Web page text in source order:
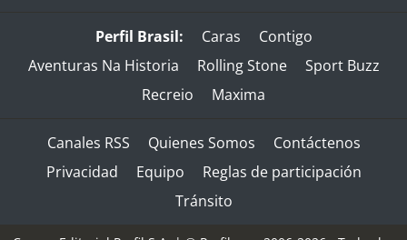
Perfil Brasil: Caras
Contigo
Aventuras Na Historia
Rolling Stone
Sport Buzz
Recreio
Maxima
Canales RSS Quienes Somos
Contáctenos
Privacidad
Equipo
Reglas de participación
Tránsito